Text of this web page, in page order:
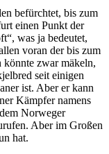
befürchtet, bis zum
einen Punkt der
was ja bedeutet,
voran der bis zum
zwar mäkeln,
seit einigen
ist. Aber er kann
Kämpfer namens
Norweger
Aber im Großen
hat.